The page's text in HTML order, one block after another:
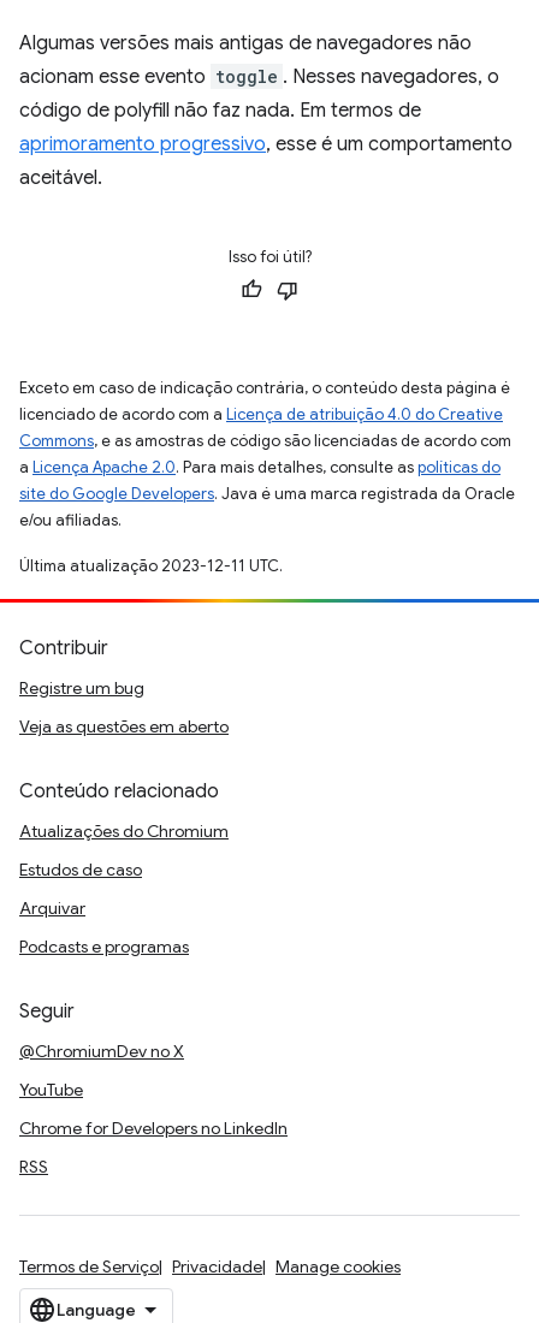
Algumas versões mais antigas de navegadores não
acionam esse evento toggle . Nesses navegadores, o
código de polyfill não faz nada. Em termos de
aprimoramento progressivo, esse é um comportamento
aceitável.
Isso foi útil?
Exceto em caso de indicação contrária, o conteúdo desta página é
licenciado de acordo com a Licença de atribuição 4.0 do Creative
Commons, e as amostras de código são licenciadas de acordo com
a Licença Apache 2.0. Para mais detalhes, consulte aspolíticas do
site do Google Developers. Java é uma marca registrada da Oracle
e/ou afiliadas.
Última atualização 2023-12-11 UTC.
Contribuir
Registre um bug
Veja as questões em aberto
Conteúdo relacionado
Atualizações do Chromium
Estudos de caso
Arquivar
Podcasts e programas
Seguir
@ChromiumDev no X
YouTube
Chrome for Developers no LinkedIn
RSS
Termos de Serviço Privacidade Manage cookies